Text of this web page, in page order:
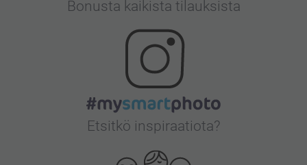
Bonusta kaikista tilauksista
Etsitkö inspiraatiota?